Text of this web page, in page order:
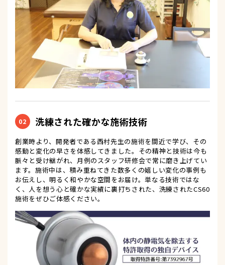
02 洗練された確かな施術技術
創業時より、開発者である西村先生の施術を間近で学び、その
感動と変化の早さを体感してきました。その精神と技術は今も
脈々と受け継がれ、月例のスタッフ研修会で常に磨き上げてい
ます。施術中は、積み重ねてきた数多くの嬉しい変化の事例も
お伝えし、明るく和やかな空間をお届け。単なる技術ではな
く、人を想う心と確かな実績に裏打ちされた、洗練されたCS60
施術をぜひご体感ください。